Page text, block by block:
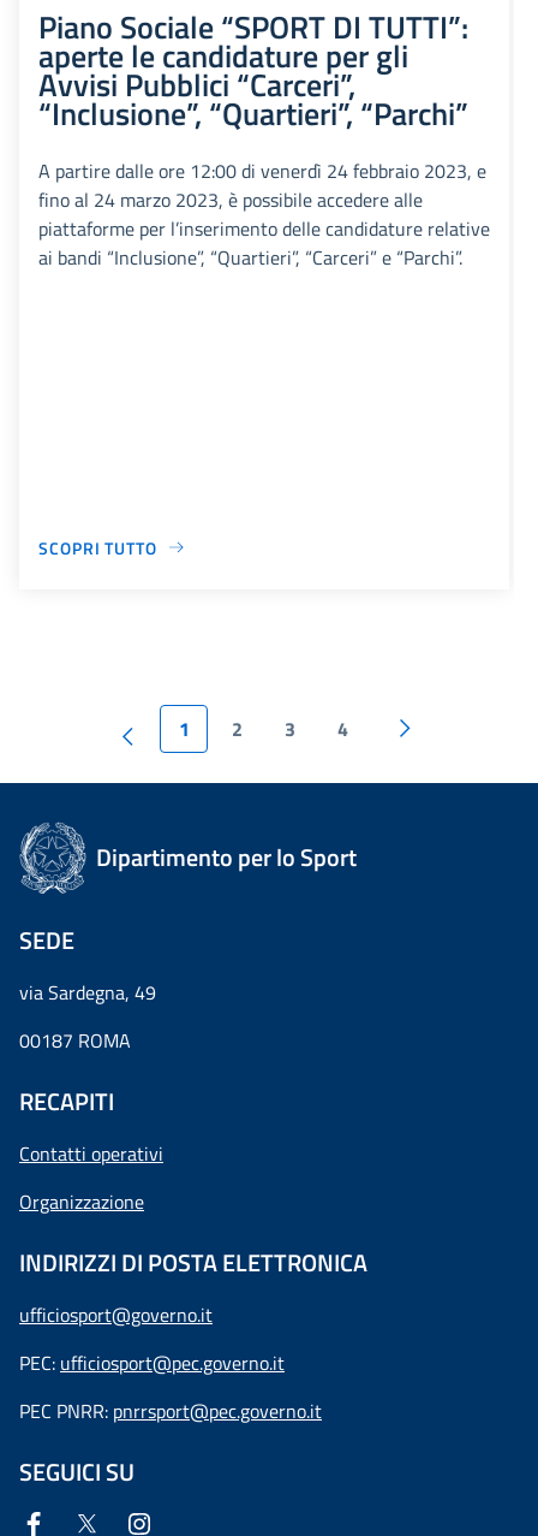
Piano Sociale “SPORT DI TUTTI”:
aperte le candidature per gli
Avvisi Pubblici “Carceri”,
“Inclusione”, “Quartieri”, “Parchi”
A partire dalle ore 12:00 di venerdì 24 febbraio 2023, e
fino al 24 marzo 2023, è possibile accedere alle
piattaforme per l’inserimento delle candidature relative
ai bandi “Inclusione”, “Quartieri”, “Carceri” e “Parchi”.
SCOPRI TUTTO
1 2 3 4
Dipartimento per lo Sport
SEDE
via Sardegna, 49
00187 ROMA
RECAPITI
Contatti operativi
Organizzazione
INDIRIZZI DI POSTA ELETTRONICA
ufficiosport@governo.it
PEC: ufficiosport@pec.governo.it
PEC PNRR: pnrrsport@pec.governo.it
SEGUICI SU